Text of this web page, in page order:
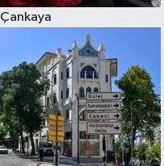
Çankaya